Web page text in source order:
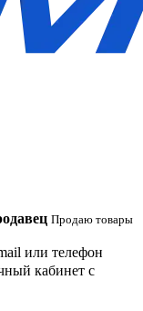
Продаю товары
или телефон
кабинет с